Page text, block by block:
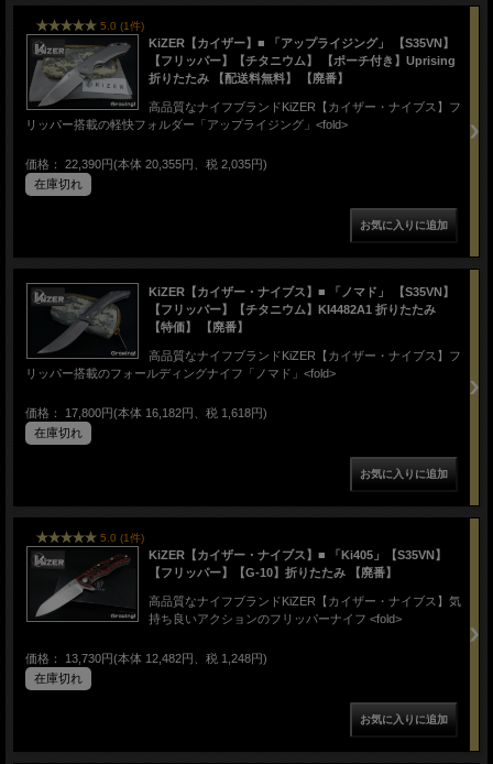
5.0 (1件)
KiZER【カイザー】■ 「アップライジング」 【S35VN】
【フリッパー】【チタニウム】 【ポーチ付き】Uprising
折りたたみ 【配送料無料】 【廃番】
高品質なナイフブランドKiZER【カイザー・ナイブス】フ
リッパー搭載の軽快フォルダー「アップライジング」<fold>
価格： 22,390円(本体 20,355円、税 2,035円)
在庫切れ
KiZER【カイザー・ナイブス】■ 「ノマド」 【S35VN】
【フリッパー】【チタニウム】KI4482A1 折りたたみ
【特価】 【廃番】
高品質なナイフブランドKiZER【カイザー・ナイブス】フ
リッパー搭載のフォールディングナイフ「ノマド」<fold>
価格： 17,800円(本体 16,182円、税 1,618円)
在庫切れ
5.0 (1件)
KiZER【カイザー・ナイブス】■ 「Ki405」【S35VN】
【フリッパー】【G-10】折りたたみ 【廃番】
高品質なナイフブランドKiZER【カイザー・ナイブス】気
持ち良いアクションのフリッパーナイフ <fold>
価格： 13,730円(本体 12,482円、税 1,248円)
在庫切れ